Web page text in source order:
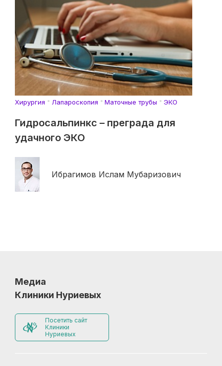
Хирургия Лапароскопия Маточные трубы ЭКО
Гидросальпинкс – преграда для
удачного ЭКО
Ибрагимов Ислам Мубаризович
Медиа
Клиники Нуриевых
Посетить сайт
Клиники
Нуриевых